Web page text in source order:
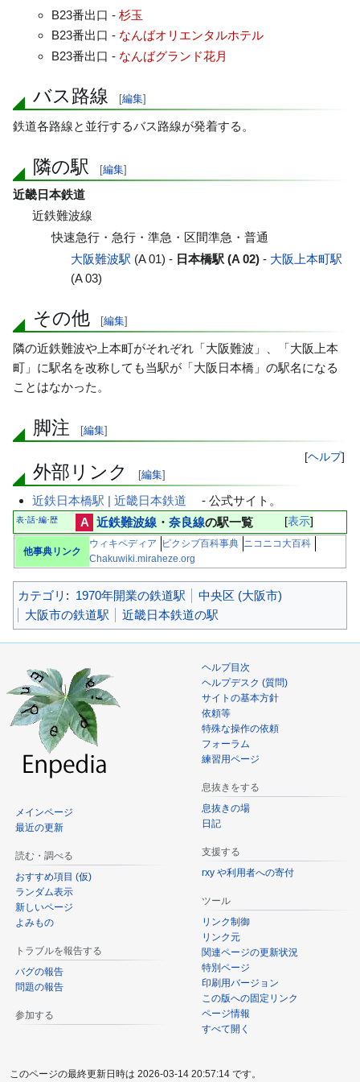
B23番出口 -杉玉
B23番出口 - なんばオリエンタルホテル
B23番出口 - なんばグランド花月
バス路線 [編集]
鉄道各路線と並行するバス路線が発着する。
隣の駅 [編集]
近畿日本鉄道
近鉄難波線
快速急行・急行・準急・区間準急・普通
大阪難波駅 (A 01) - 日本橋駅 (A 02) - 大阪上本町駅
(A 03)
その他 [編集]
隣の近鉄難波や上本町がそれぞれ「大阪難波」、「大阪上本
町」に駅名を改称しても当駅が「大阪日本橋」の駅名になる
ことはなかった。
脚注 [編集]
[ヘルプ]
外部リンク [編集]
近鉄日本橋駅 | 近畿日本鉄道 - 公式サイト。
表示
表･話･編･歴 A 近鉄難波線 ・ 奈良線の駅一覧
他事典リンク
ウィキペディア ピクシブ百科事典 ニコニコ大百科
Chakuwiki.miraheze.org
カテゴリ : 1970年開業の鉄道駅
中央区 (大阪市)
大阪市の鉄道駅
近畿日本鉄道の駅
メインページ
最近の更新
読む・調べる
おすすめ項目 (仮)
ランダム表示
新しいページ
よみもの
トラブルを報告する
バグの報告
問題の報告
参加する
ヘルプ目次
ヘルプデスク (質問)
サイトの基本方針
依頼等
特殊な操作の依頼
フォーラム
練習用ページ
息抜きをする
息抜きの場
日記
支援する
rxy や利用者への寄付
ツール
リンク制御
リンク元
関連ページの更新状況
特別ページ
印刷用バージョン
この版への固定リンク
ページ情報
すべて開く
このページの最終更新日時は 2026-03-14 20:57:14 です。